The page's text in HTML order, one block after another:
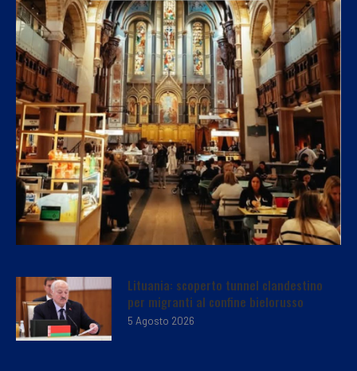
Lituania: scoperto tunnel clandestino
per migranti al confine bielorusso
5 Agosto 2026